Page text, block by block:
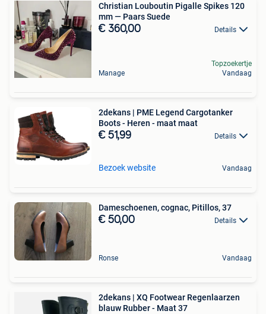
Christian Louboutin Pigalle Spikes 120
mm — Paars Suede
€ 360,00 Details
Manage
Topzoekertje
Vandaag
2dekans | PME Legend Cargotanker
Boots - Heren - maat maat
€ 51,99 Details
Bezoek website Vandaag
Dameschoenen, cognac, Pitillos, 37
€ 50,00 Details
Ronse Vandaag
2dekans | XQ Footwear Regenlaarzen
blauw Rubber - Maat 37